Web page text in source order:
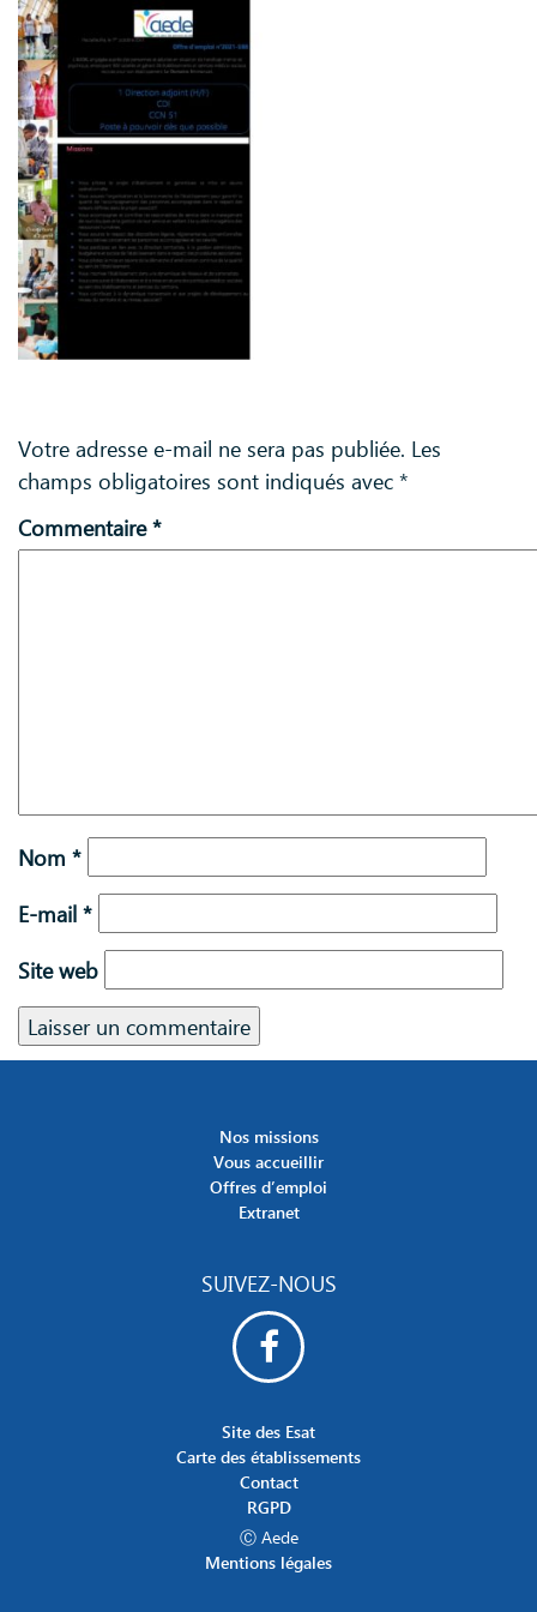
Votre adresse e-mail ne sera pas publiée. Les
champs obligatoires sont indiqués avec *
Commentaire*
Nom *
E-mail *
Site web
Nos missions
Vous accueillir
Offres d’emploi
Extranet
SUIVEZ-NOUS
Site des Esat
Carte des établissements
Contact
RGPD
Ⓒ Aede
Mentions légales